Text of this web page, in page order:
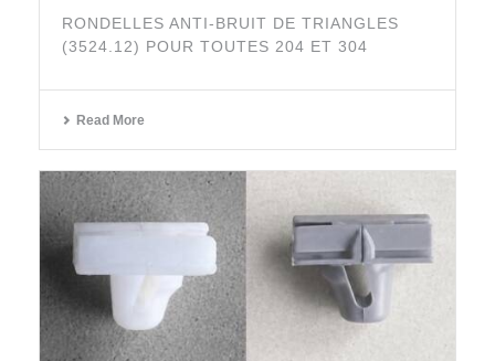
RONDELLES ANTI-BRUIT DE TRIANGLES
(3524.12) POUR TOUTES 204 ET 304
Read More